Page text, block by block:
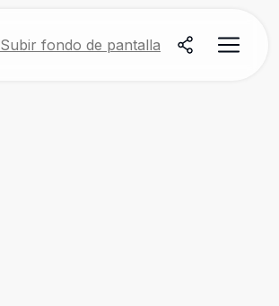
Subir fondo de pantalla